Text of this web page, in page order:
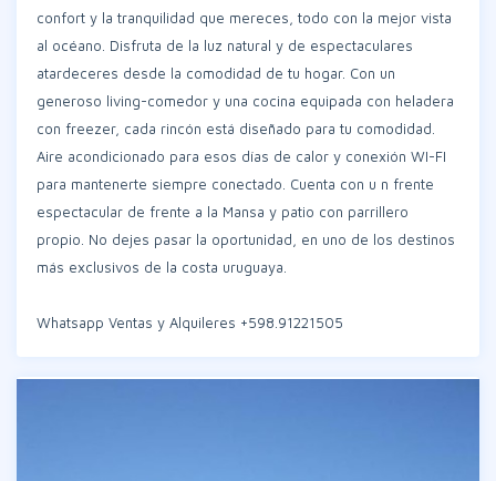
confort y la tranquilidad que mereces, todo con la mejor vista
al océano. Disfruta de la luz natural y de espectaculares
atardeceres desde la comodidad de tu hogar. Con un
generoso living-comedor y una cocina equipada con heladera
con freezer, cada rincón está diseñado para tu comodidad.
Aire acondicionado para esos días de calor y conexión WI-FI
para mantenerte siempre conectado. Cuenta con u n frente
espectacular de frente a la Mansa y patio con parrillero
propio. No dejes pasar la oportunidad, en uno de los destinos
más exclusivos de la costa uruguaya.
Whatsapp Ventas y Alquileres +598.91221505